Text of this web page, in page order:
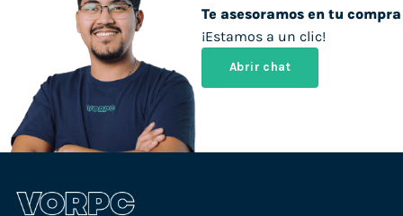
Te asesoramos en tu compra
¡Estamos a un clic!
Abrir chat